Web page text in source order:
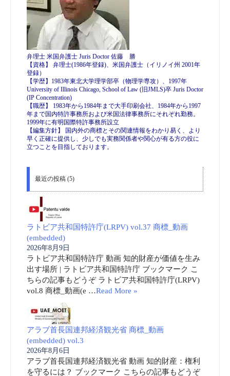
弁理士 米国弁護士 Juris Doctor 佐藤 勝
【資格】 弁理士(1986年登録)、米国弁護士（イリノイ州 2001年
登録）
【学歴】1983年東北大学理学部卒（物理学専攻）、1997年
University of Illinois Chicago, School of Law (旧JMLS)卒 Juris Doctor
(IP Concentration)
【職歴】 1983年から1984年まで大手印刷会社、1984年から1997
年まで国内特許事務所および米国法律事務所にそれぞれ勤務。
1999年に有明国際特許事務所設立
【編集方針】 国内外の商標とその関連情報をわかり易く、より
早く正確に提供し、少しでも実務関係者や関心が有る方の役に
立つことを目指しております。
最近の投稿 (5)
ラトビア共和国特許庁(LRPV) vol.37 商標_動画
(embedded)
2026年8月9日
ラトビア共和国特許庁 動画 知的財産が価値を生み
出す場所 | ラトビア共和国特許庁 ブックマーク こ
ちらの記事もどうぞ ラトビア共和国特許庁(LRPV)
vol.8 商標_動画(e …Read More »
アラブ首長国連邦経済観光省 商標_動画
(embedded) vol.3
2026年8月6日
アラブ首長国連邦経済観光省 動画 知的財産：権利
を守るには？ ブックマーク こちらの記事もどうぞ